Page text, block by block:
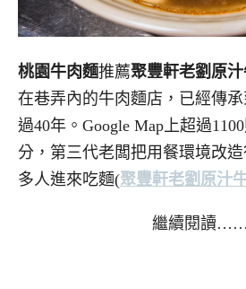
桃園牛肉麵推薦聚豐軒老劉原
在巷弄內的牛肉麵店，已經傳
過40年。Google Map上超過
分，第三代老闆把用餐環境改
多人進來吃麵(聚豐軒老劉原汁
繼續閱讀……